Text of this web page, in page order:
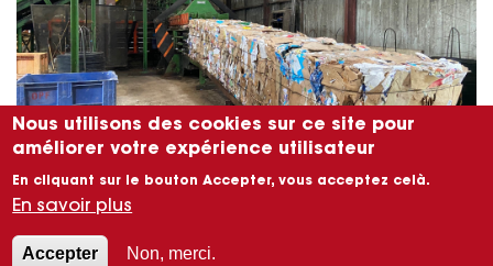
Nous utilisons des cookies sur ce site pour
améliorer votre expérience utilisateur
En cliquant sur le bouton Accepter, vous acceptez celà.
En savoir plus
Accepter Non, merci.